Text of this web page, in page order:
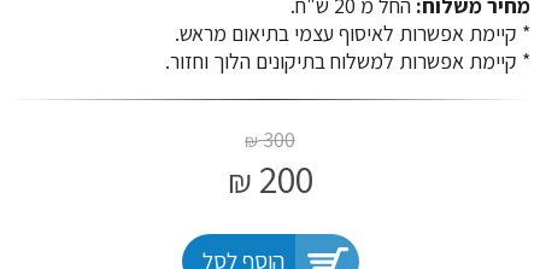
​​​​​​​* קיימת אפשרות לאיסוף עצמי בתיאום מראש.
* קיימת אפשרות למשלוח בתיקונים הלוך וחזור.
300
₪
200
₪
הוסף לסל